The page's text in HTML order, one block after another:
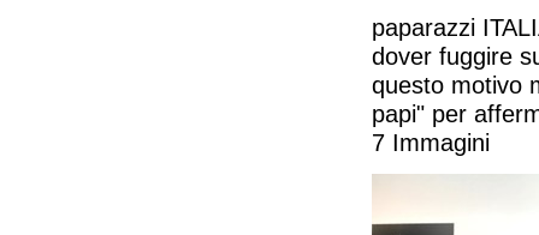
paparazzi
dover fuggire
questo motivo
papi" per
7 Immagini